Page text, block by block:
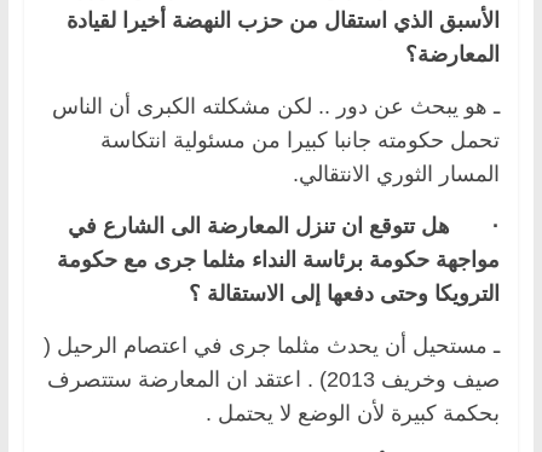
الأسبق الذي استقال من حزب النهضة أخيرا لقيادة
المعارضة؟
ـ هو يبحث عن دور .. لكن مشكلته الكبرى أن الناس
تحمل حكومته جانبا كبيرا من مسئولية انتكاسة
المسار الثوري الانتقالي.
· هل تتوقع ان تنزل المعارضة الى الشارع في
مواجهة حكومة برئاسة النداء مثلما جرى مع حكومة
الترويكا وحتى دفعها إلى الاستقالة ؟
ـ مستحيل أن يحدث مثلما جرى في اعتصام الرحيل (
صيف وخريف 2013) . اعتقد ان المعارضة ستتصرف
بحكمة كبيرة لأن الوضع لا يحتمل .